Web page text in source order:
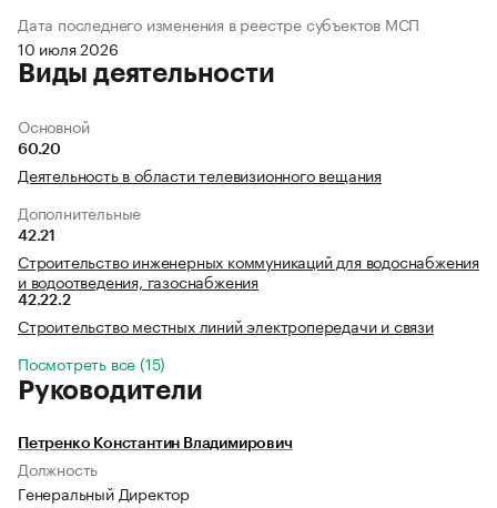
Дата последнего изменения в реестре субъектов МСП
10 июля 2026
Виды деятельности
Основной
60.20
Деятельность в области телевизионного вещания
Дополнительные
42.21
Строительство инженерных коммуникаций для водоснабжения
и водоотведения, газоснабжения
42.22.2
Строительство местных линий электропередачи и связи
Посмотреть все (15)
Руководители
Петренко Константин Владимирович
Должность
Генеральный Директор